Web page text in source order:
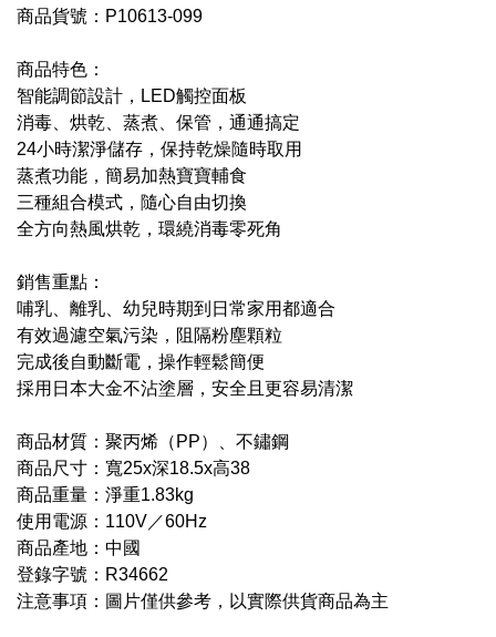
商品貨號：P10613-099
商品特色：
智能調節設計，LED觸控面板
消毒、烘乾、蒸煮、保管，通通搞定
24小時潔淨儲存，保持乾燥隨時取用
蒸煮功能，簡易加熱寶寶輔食
三種組合模式，隨心自由切換
全方向熱風烘乾，環繞消毒零死角
銷售重點：
哺乳、離乳、幼兒時期到日常家用都適合
有效過濾空氣污染，阻隔粉塵顆粒
完成後自動斷電，操作輕鬆簡便
採用日本大金不沾塗層，安全且更容易清潔
商品材質：聚丙烯（PP）、不鏽鋼
商品尺寸：寬25x深18.5x高38
商品重量：淨重1.83kg
使用電源：110V／60Hz
商品產地：中國
登錄字號：R34662
注意事項：圖片僅供參考，以實際供貨商品為主